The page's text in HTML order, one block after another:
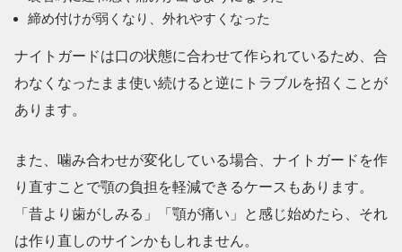
締め付けが弱くなり、外れやすくなった
ナイトガードは口の状態に合わせて作られているため、合
わなくなったまま使い続けると逆にトラブルを招くことが
あります。
また、噛み合わせが変化している場合、ナイトガードを作
り直すことで顎の負担を軽減できるケースもあります。
「昔より歯がしみる」「顎が痛い」と感じ始めたら、それ
は作り直しのサインかもしれません。